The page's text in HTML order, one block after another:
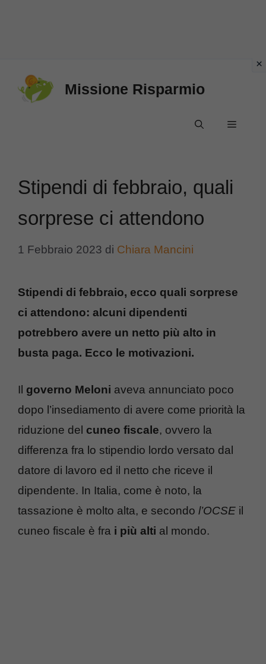
Missione Risparmio
Menu
Stipendi di febbraio, quali
sorprese ci attendono
1 Febbraio 2023 di Chiara Mancini
Stipendi di febbraio, ecco quali sorprese
ci attendono: alcuni dipendenti
potrebbero avere un netto più alto in
busta paga. Ecco le motivazioni.
Il governo Meloni aveva annunciato poco
dopo l’insediamento di avere come priorità la
riduzione del cuneo fiscale, ovvero la
differenza fra lo stipendio lordo versato dal
datore di lavoro ed il netto che riceve il
dipendente. In Italia, come è noto, la
tassazione è molto alta, e secondo l’OCSE il
cuneo fiscale è fra i più alti al mondo.